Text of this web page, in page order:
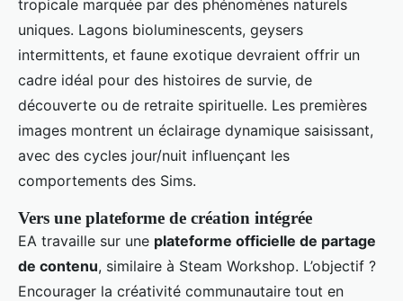
tropicale marquée par des phénomènes naturels
uniques. Lagons bioluminescents, geysers
intermittents, et faune exotique devraient offrir un
cadre idéal pour des histoires de survie, de
découverte ou de retraite spirituelle. Les premières
images montrent un éclairage dynamique saisissant,
avec des cycles jour/nuit influençant les
comportements des Sims.
Vers une plateforme de création intégrée
EA travaille sur une plateforme officielle de partage
de contenu, similaire à Steam Workshop. L’objectif ?
Encourager la créativité communautaire tout en